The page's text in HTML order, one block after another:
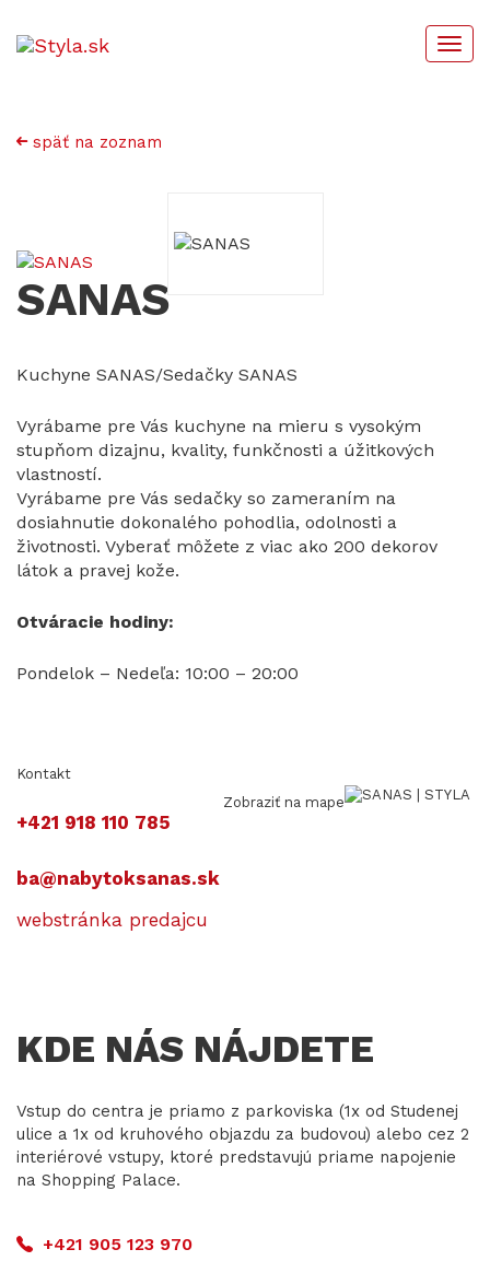
späť na zoznam
SANAS
Kuchyne SANAS/Sedačky SANAS
Vyrábame pre Vás kuchyne na mieru s vysokým
stupňom dizajnu, kvality, funkčnosti a úžitkových
vlastností.
Vyrábame pre Vás sedačky so zameraním na
dosiahnutie dokonalého pohodlia, odolnosti a
životnosti. Vyberať môžete z viac ako 200 dekorov
látok a pravej kože.
Otváracie hodiny:
Pondelok – Nedeľa: 10:00 – 20:00
Kontakt
+421 918 110 785
ba@nabytoksanas.sk
webstránka predajcu
Zobraziť na mape
KDE NÁS NÁJDETE
Vstup do centra je priamo z parkoviska (1x od Studenej
ulice a 1x od kruhového objazdu za budovou) alebo cez 2
interiérové vstupy, ktoré predstavujú priame napojenie
na Shopping Palace.
+421 905 123 970